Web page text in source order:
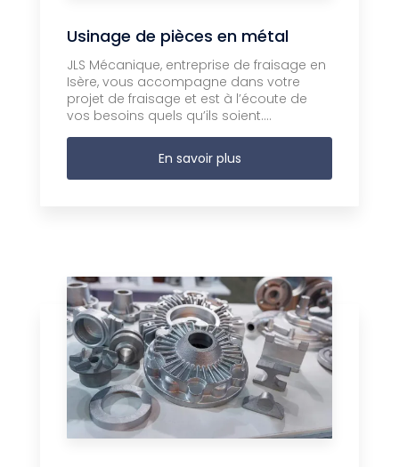
Usinage de pièces en métal
JLS Mécanique, entreprise de fraisage en
Isère, vous accompagne dans votre
projet de fraisage et est à l’écoute de
vos besoins quels qu’ils soient....
En savoir plus